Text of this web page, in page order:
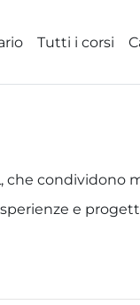
Tutti i corsi
che
e